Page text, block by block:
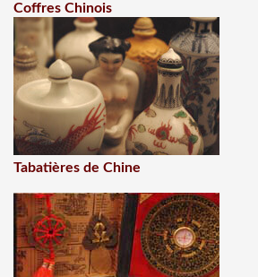
Coffres Chinois
Tabatières de Chine